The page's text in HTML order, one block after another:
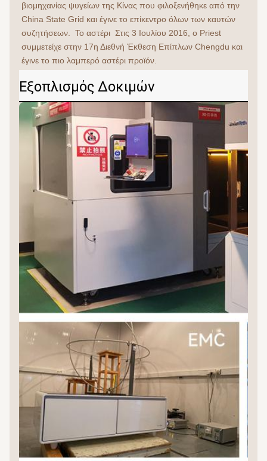
βιομηχανίας ψυγείων της Κίνας που φιλοξενήθηκε από την
China State Grid και έγινε το επίκεντρο όλων των καυτών
συζητήσεων.  Το αστέρι  Στις 3 Ιουλίου 2016, ο Priest
συμμετείχε στην 17η Διεθνή Έκθεση Επίπλων Chengdu και
έγινε το πιο λαμπερό αστέρι προϊόν.
Εξοπλισμός Δοκιμών